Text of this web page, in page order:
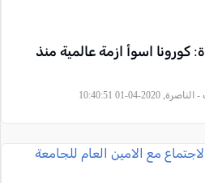
كورونا اسوأ ازمة عالمية منذ
01 10:40:51